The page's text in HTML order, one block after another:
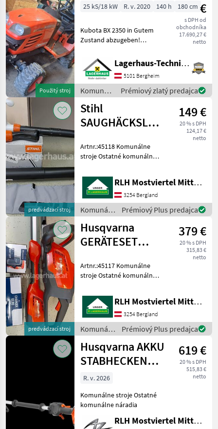
Použitý stroj
€
s DPH od
obchodníka
17.690,27 €
netto
25 kS/18 kW R. v. 2020 140 h 180 cm
Kubota BX 2350 in Gutem
Zustand abzugeben!
SKD, Frontgewicht,
Überrollbügel, mit
Umkehrfräse und Mulcher,
Gerät wird verkauft weil es
nicht
Lagerhaus-Technik, Kundenmaschinen
5101 Bergheim
Komunálne
stroje /
Kubota
Prémiový zlatý predajca
predvádzací stroj
Stihl
SAUGHÄCKSLER
149 €
20 % s DPH
124,17 €
netto
Artnr.:45118 Komunálne
stroje Ostatné komunálne
RLH Mostviertel Mitte - Standort BERGLAND
3254 Bergland
Komunálne
stroje /
Stihl
Prémiový Plus predajca
predvádzací stroj
Husqvarna
GERÄTESET
115IL+115HD45+BLI10
379 €
20 % s DPH
315,83 €
netto
Artnr.:45117 Komunálne
stroje Ostatné komunálne
RLH Mostviertel Mitte - Standort BERGLAND
3254 Bergland
Komunálne
stroje /
Husqvarna
Prémiový Plus predajca
Husqvarna AKKU
STABHECKENSCHERE
525iHE3
619 €
20 % s DPH
515,83 €
netto
R. v. 2026
Komunálne stroje Ostatné
komunálne náradia
RLH Mostviertel Mitte - Standort Steinakirchen